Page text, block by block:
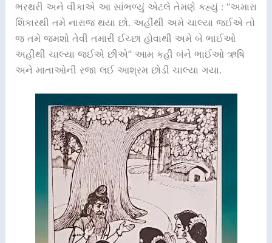
ભરથરી અને વીકાએ આ સાંભળ્યું એટલે તેમણે કહ્યું : “અમારા
શિકારથી તમે નારાજ થયા છો. અહીંથી અમે ચાલ્યા જઈએ તો
જ તમે જમશો તેવી તમારી ઈચ્છા હોવાથી અમે બે ભાઈઓ
અહીંથી ચાલ્યા જઈએ છીએ” આમ કહી બંને ભાઈઓ ઋષિ
અને માતાઓની રજા લઈ આશ્રમ છોડી ચાલ્યા ગયા.